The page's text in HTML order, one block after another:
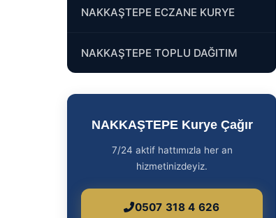
NAKKAŞTEPE ECZANE KURYE
NAKKAŞTEPE TOPLU DAĞITIM
NAKKAŞTEPE Kurye Çağır
7/24 aktif hattımızla her an
hizmetinizdeyiz.
0507 318 4 626